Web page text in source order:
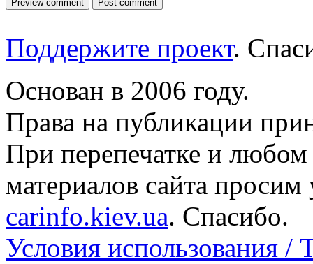
Поддержите проект.
Основан в 2006 году.
Права на публикации
При перепечатке и
материалов сайта просим
carinfo.kiev.ua. Спасибо.
Условия использования /